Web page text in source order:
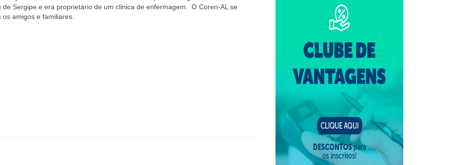
de Sergipe e era proprietário de um clinica de enfermagem. O Coren-AL se
amigos e familiares.